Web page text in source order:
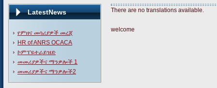
LatestNews
የምዘና መሳሪያዎች መረጃ
HR of ANRS OCACA
ኮምፐዬተራይዝድ
መመሪያዎችና ማንዎሎች 1
መመሪያዎችና ማንዎሎች2
There are no translations available.
welcome